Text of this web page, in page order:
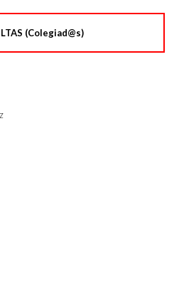
(Colegiad@s)